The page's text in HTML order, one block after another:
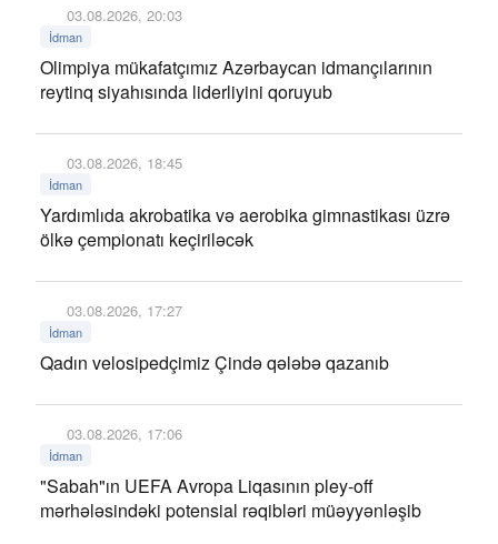
03.08.2026, 20:03
İdman
Olimpiya mükafatçımız Azərbaycan idmançılarının
reytinq siyahısında liderliyini qoruyub
03.08.2026, 18:45
İdman
Yardımlıda akrobatika və aerobika gimnastikası üzrə
ölkə çempionatı keçiriləcək
03.08.2026, 17:27
İdman
Qadın velosipedçimiz Çində qələbə qazanıb
03.08.2026, 17:06
İdman
"Sabah"ın UEFA Avropa Liqasının pley-off
mərhələsindəki potensial rəqibləri müəyyənləşib